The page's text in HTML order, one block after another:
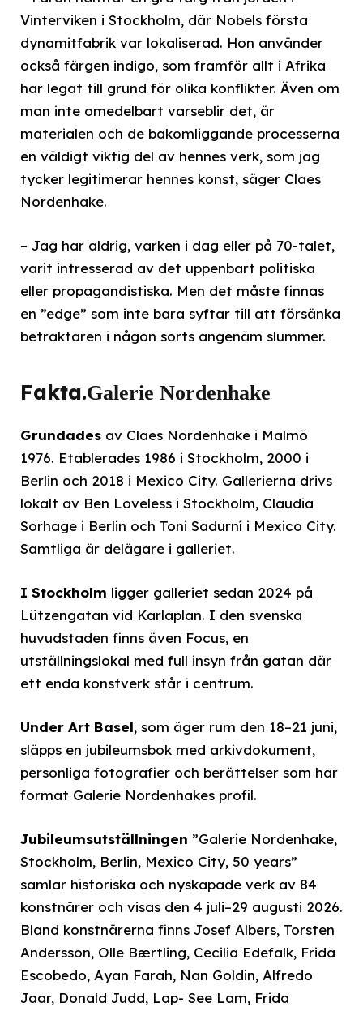
Vinterviken i Stockholm, där Nobels första
dynamitfabrik var lokaliserad. Hon använder
också färgen indigo, som framför allt i Afrika
har legat till grund för olika konflikter. Även om
man inte omedelbart varseblir det, är
materialen och de bakomliggande processerna
en väldigt viktig del av hennes verk, som jag
tycker legitimerar hennes konst, säger Claes
Nordenhake.
– Jag har aldrig, varken i dag eller på 70-talet,
varit intresserad av det uppenbart politiska
eller propagandistiska. Men det måste finnas
en ”edge” som inte bara syftar till att försänka
betraktaren i någon sorts angenäm slummer.
Fakta.Galerie Nordenhake
Grundades av Claes Nordenhake i Malmö
1976. Etablerades 1986 i Stockholm, 2000 i
Berlin och 2018 i Mexico City. Gallerierna drivs
lokalt av Ben Loveless i Stockholm, Claudia
Sorhage i Berlin och Toni Sadurní i Mexico City.
Samtliga är delägare i galleriet.
I Stockholm ligger galleriet sedan 2024 på
Lützengatan vid Karlaplan. I den svenska
huvudstaden finns även Focus, en
utställningslokal med full insyn från gatan där
ett enda konstverk står i centrum.
Under Art Basel, som äger rum den 18–21 juni,
släpps en jubileumsbok med arkivdokument,
personliga fotografier och berättelser som har
format Galerie Nordenhakes profil.
Jubileumsutställningen ”Galerie Nordenhake,
Stockholm, Berlin, Mexico City, 50 years”
samlar historiska och nyskapade verk av 84
konstnärer och visas den 4 juli–29 augusti 2026.
Bland konstnärerna finns Josef Albers, Torsten
Andersson, Olle Bærtling, Cecilia Edefalk, Frida
Escobedo, Ayan Farah, Nan Goldin, Alfredo
Jaar, Donald Judd, Lap- See Lam, Frida